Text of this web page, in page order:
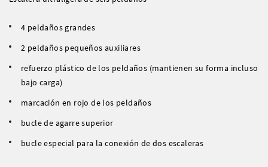
4 peldaños grandes
2 peldaños pequeños auxiliares
refuerzo plástico de los peldaños (mantienen su forma incluso
bajo carga)
marcación en rojo de los peldaños
bucle de agarre superior
bucle especial para la conexión de dos escaleras